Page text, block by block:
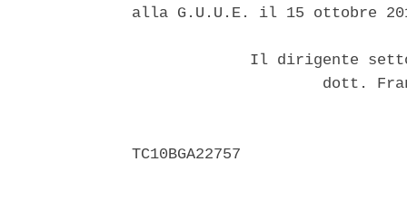
alla G.U.U.E. il 15 ottobre
Il dirigente
dott.